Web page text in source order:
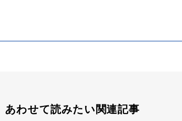
あわせて読みたい関連記事